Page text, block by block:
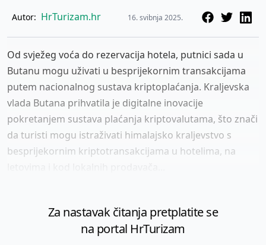
Autor: HrTurizam.hr 16. svibnja 2025.
Od svježeg voća do rezervacija hotela, putnici sada u
Butanu mogu uživati ​​u besprijekornim transakcijama
putem nacionalnog sustava kriptoplaćanja. Kraljevska
vlada Butana prihvatila je digitalne inovacije
pokretanjem sustava plaćanja kriptovalutama, što znači
da turisti mogu istraživati ​​himalajsko kraljevstvo s
besprijekornim kriptotransakcijama u hotelima, na
Za nastavak čitanja pretplatite se
na portal HrTurizam